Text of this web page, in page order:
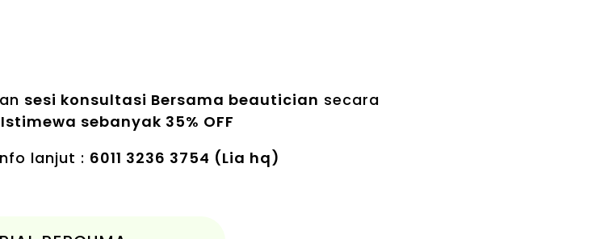
sesi konsultasi Bersama beautician secara
sebanyak 35% OFF
lanjut : 6011 3236 3754 (Lia hq)